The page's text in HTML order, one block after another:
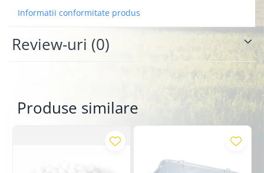
Informatii conformitate produs
Review-uri (0)
Produse similare